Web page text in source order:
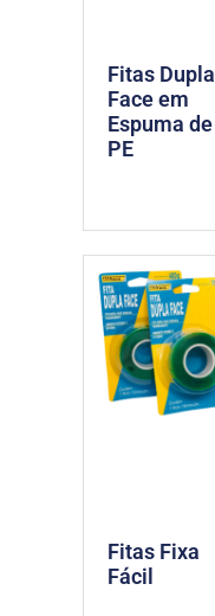
Fitas Dupla
Face em
Espuma de
PE
Fitas Fixa
Fácil